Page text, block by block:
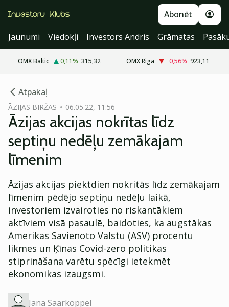
Abonēt
Jaunumi
Viedokļi Investors Andris Grāmatas
OMX Baltic 0,11% 315,32 OMX Riga −0,56% 923,11
Atpakaļ
ĀZIJAS BIRŽAS 06.05.22, 11:56
Āzijas akcijas nokrītas līdz
septiņu nedēļu zemākajam
līmenim
Āzijas akcijas piektdien nokritās līdz zemākajam
līmenim pēdējo septiņu nedēļu laikā,
investoriem izvairoties no riskantākiem
aktīviem visā pasaulē, baidoties, ka augstākas
Amerikas Savienoto Valstu (ASV) procentu
likmes un Ķīnas Covid-zero politikas
stiprināšana varētu spēcīgi ietekmēt
ekonomikas izaugsmi.
Jana Saarkoppel